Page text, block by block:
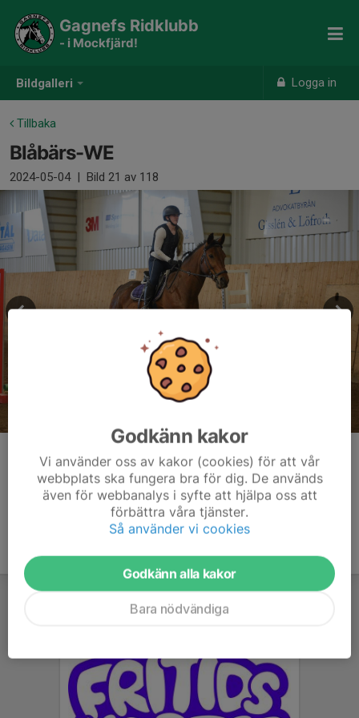
Bildgalleri Logga in
Gagnefs Ridklubb
- i Mockfjärd!
Tillbaka
Blåbärs-WE
2024-05-04 | Bild 21 av 118
Kommentarer
Godkänn kakor
Vi använder oss av kakor (cookies) för att vår
webbplats ska fungera bra för dig. De används
även för webbanalys i syfte att hjälpa oss att
förbättra våra tjänster.
Så använder vi cookies
Godkänn alla kakor
Bara nödvändiga